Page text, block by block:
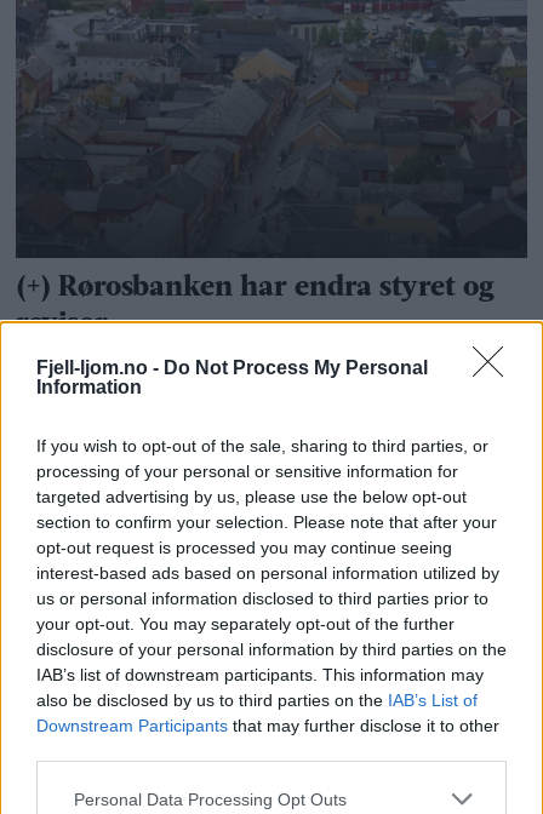
Fjell-ljom.no - Do Not Process My Personal
Information
If you wish to opt-out of the sale, sharing to third parties, or
processing of your personal or sensitive information for
targeted advertising by us, please use the below opt-out
section to confirm your selection. Please note that after your
opt-out request is processed you may continue seeing
interest-based ads based on personal information utilized by
us or personal information disclosed to third parties prior to
your opt-out. You may separately opt-out of the further
disclosure of your personal information by third parties on the
IAB’s list of downstream participants. This information may
also be disclosed by us to third parties on the IAB’s List of
Downstream Participants that may further disclose it to other
Personal Data Processing Opt Outs